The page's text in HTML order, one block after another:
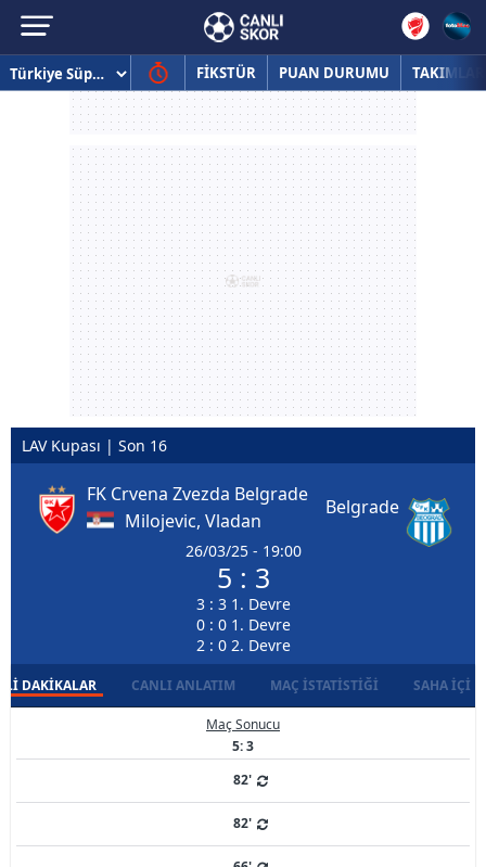
FİKSTÜR PUAN DURUMU TAKIMLAR
LAV Kupası | Son 16
FK Crvena Zvezda Belgrade
Milojevic, Vladan
26/03/25 - 19:00
5 : 3
3 : 3 1. Devre
0 : 0 1. Devre
2 : 0 2. Devre
Belgrade
DAKIKALAR CANLI ANLATIM MAÇ İSTATISTIĞI SAHA İÇI
Maç Sonucu
5: 3
82'
82'